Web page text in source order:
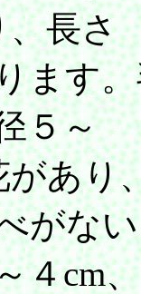
、長さ
ます
５～
があり
がな
４cm